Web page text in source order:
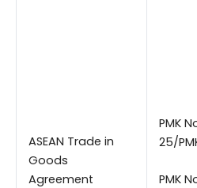
ASEAN Trade in
Goods
Agreement
PMK
25/
PMK